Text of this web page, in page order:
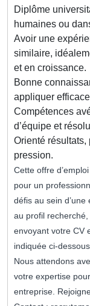
Diplôme
humaines ou
Avoir une
similaire,
et en croissance.
Bonne
appliquer
Compétences
d’équipe et
Orienté
pression.
Cette offre
pour un
défis au sein
au profil
envoyant votre CV
indiquée ci-dessous.
Nous attendons
votre expertise
entreprise.